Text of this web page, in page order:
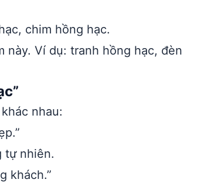
chim hồng hạc.
này. Ví dụ: tranh hồng hạc, đèn
nhau:
tự nhiên.
khách.”